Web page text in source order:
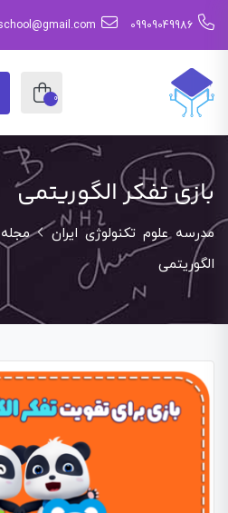
09909049986
0
بازی تفکر الگوریتمی
مدرسه علوم تکنولوژی ایران
الگوریتمی